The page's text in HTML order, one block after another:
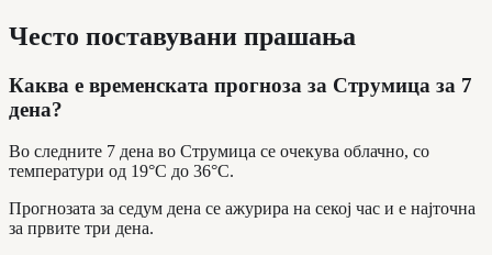
Често поставувани прашања
Каква е временската прогноза за Струмица за 7
дена?
Во следните 7 дена во Струмица се очекува облачно, со
температури од 19°C до 36°C.
Прогнозата за седум дена се ажурира на секој час и е најточна
за првите три дена.